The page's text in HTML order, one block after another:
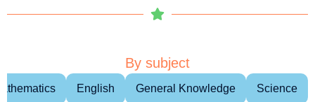
By subject
English General Knowledge Science